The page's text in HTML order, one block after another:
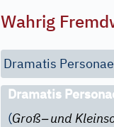
Wahrig
Dramatis Personae
Dramatis
(Groß–und